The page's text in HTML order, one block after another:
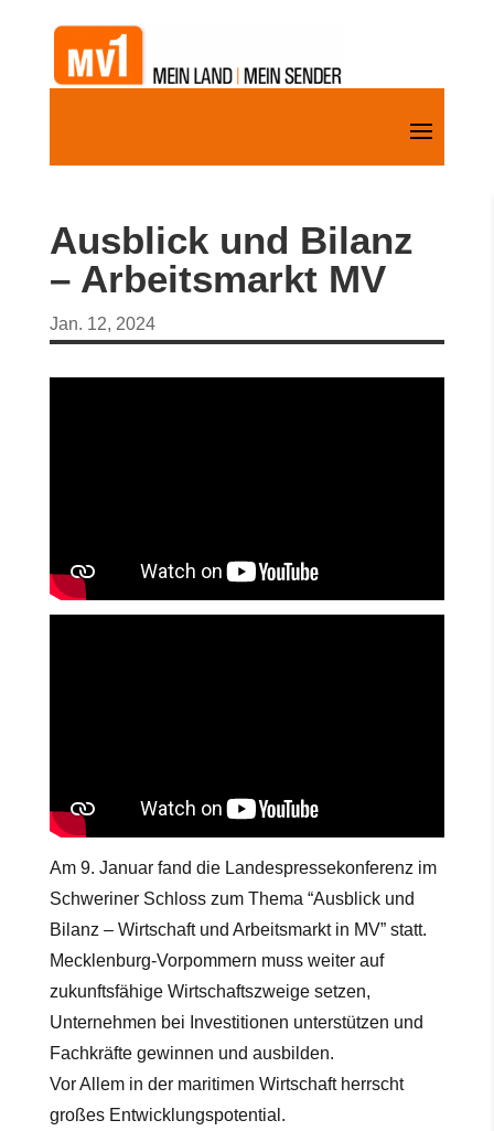
Ausblick und Bilanz
– Arbeitsmarkt MV
Jan. 12, 2024
Am 9. Januar fand die Landespressekonferenz im
Schweriner Schloss zum Thema “Ausblick und
Bilanz – Wirtschaft und Arbeitsmarkt in MV” statt.
Mecklenburg-Vorpommern muss weiter auf
zukunftsfähige Wirtschaftszweige setzen,
Unternehmen bei Investitionen unterstützen und
Fachkräfte gewinnen und ausbilden.
Vor Allem in der maritimen Wirtschaft herrscht
großes Entwicklungspotential.